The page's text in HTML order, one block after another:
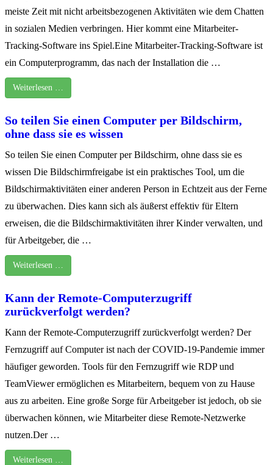
meiste Zeit mit nicht arbeitsbezogenen Aktivitäten wie dem Chatten
in sozialen Medien verbringen. Hier kommt eine Mitarbeiter-
Tracking-Software ins Spiel.Eine Mitarbeiter-Tracking-Software ist
ein Computerprogramm, das nach der Installation die …
Weiterlesen …
So teilen Sie einen Computer per Bildschirm,
ohne dass sie es wissen
So teilen Sie einen Computer per Bildschirm, ohne dass sie es
wissen Die Bildschirmfreigabe ist ein praktisches Tool, um die
Bildschirmaktivitäten einer anderen Person in Echtzeit aus der Ferne
zu überwachen. Dies kann sich als äußerst effektiv für Eltern
erweisen, die die Bildschirmaktivitäten ihrer Kinder verwalten, und
für Arbeitgeber, die …
Weiterlesen …
Kann der Remote-Computerzugriff
zurückverfolgt werden?
Kann der Remote-Computerzugriff zurückverfolgt werden? Der
Fernzugriff auf Computer ist nach der COVID-19-Pandemie immer
häufiger geworden. Tools für den Fernzugriff wie RDP und
TeamViewer ermöglichen es Mitarbeitern, bequem von zu Hause
aus zu arbeiten. Eine große Sorge für Arbeitgeber ist jedoch, ob sie
überwachen können, wie Mitarbeiter diese Remote-Netzwerke
nutzen.Der …
Weiterlesen …